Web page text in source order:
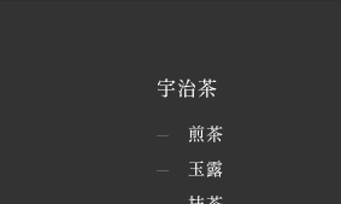
宇治茶
煎茶
玉露